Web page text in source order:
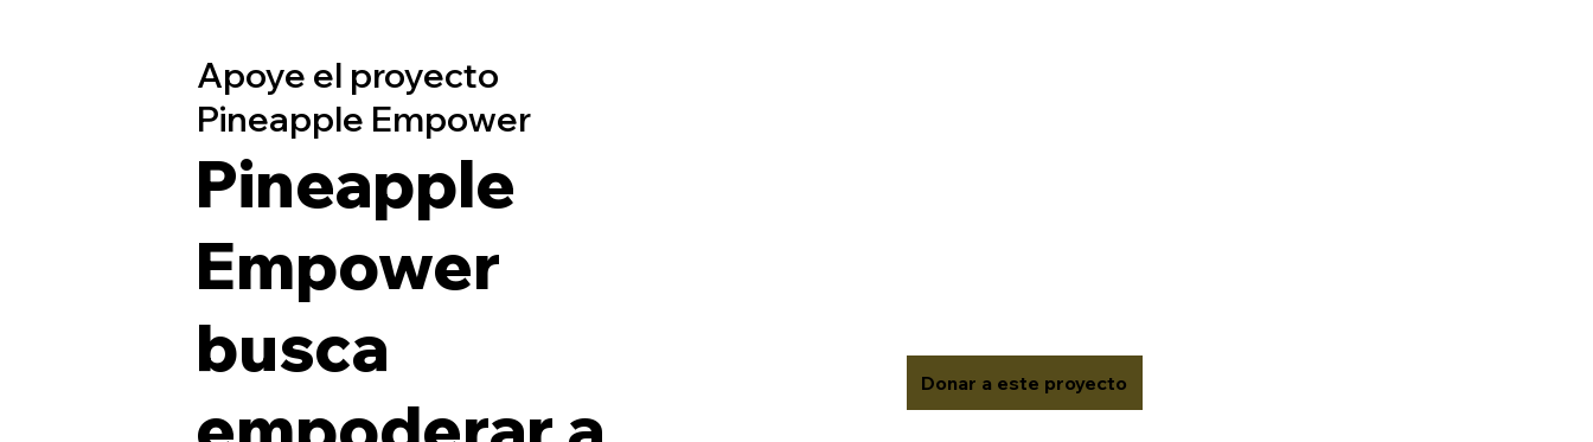
valor.
Apoye el proyecto
Pineapple Empower
Pineapple
Empower
busca
Donar a este proyecto